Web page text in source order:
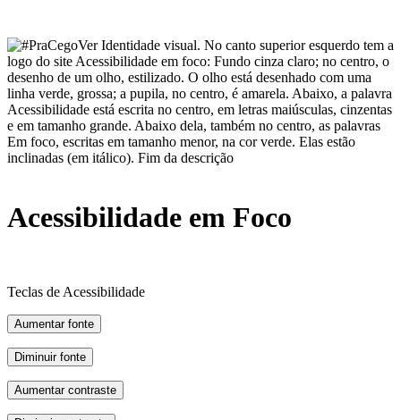
Acessibilidade em Foco
Teclas de Acessibilidade
Aumentar fonte
Diminuir fonte
Aumentar contraste